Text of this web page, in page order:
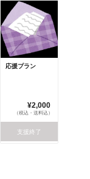
応援プラン
¥2,000
（税込・送料込）
支援終了